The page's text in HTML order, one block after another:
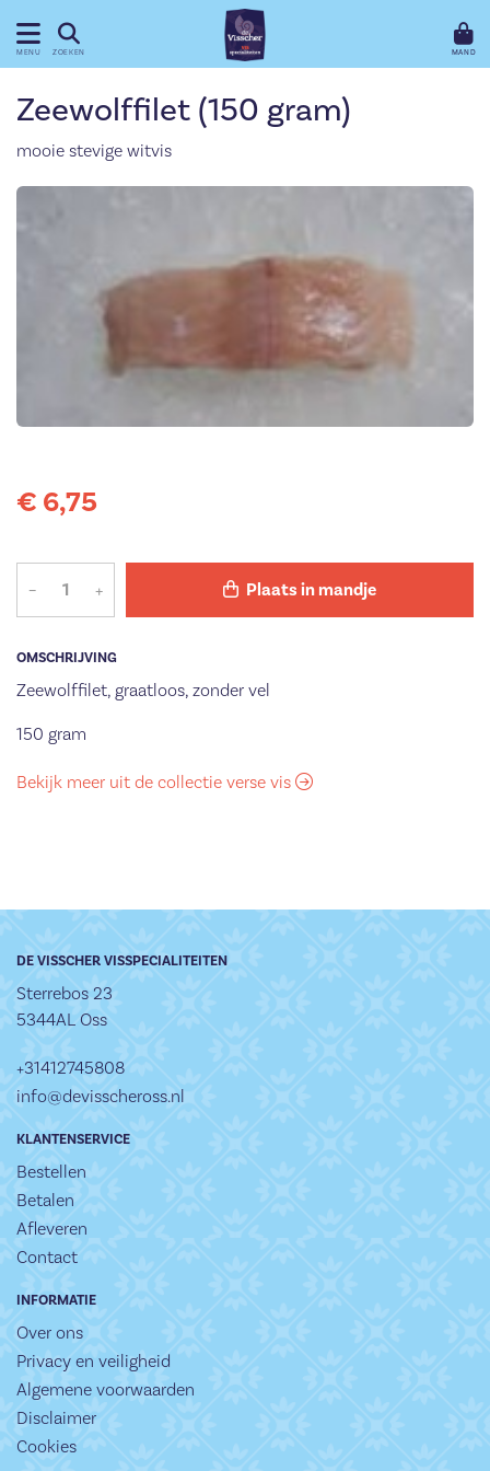
MENU ZOEKEN MAND
OMSCHRIJVING
Zeewolffilet, graatloos, zonder vel
150 gram
Zeewolffilet (150 gram)
mooie stevige witvis
€ 6,75
– + Plaats in mandje
Bekijk meer uit de collectie verse vis
DE VISSCHER VISSPECIALITEITEN
Sterrebos 23
5344AL Oss
+31412745808
info@devisscheross.nl
KLANTENSERVICE
Bestellen
Betalen
Afleveren
Contact
INFORMATIE
Over ons
Privacy en veiligheid
Algemene voorwaarden
Disclaimer
Cookies